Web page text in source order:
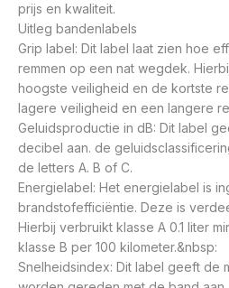
prijs en kwaliteit.
Uitleg bandenlabels
Grip label: Dit label laat zien hoe
remmen op een nat wegdek.
hoogste veiligheid en de kortste
lagere veiligheid en een langere
Geluidsproductie in dB: Dit label
decibel aan. de
de letters A. B of C.
Energielabel: Het energielabel is
brandstofefficiëntie. Deze is
Hierbij verbruikt klasse A 0.1 liter
klasse B per 100 kilometer.&nbsp:
Snelheidsindex: Dit label geeft de